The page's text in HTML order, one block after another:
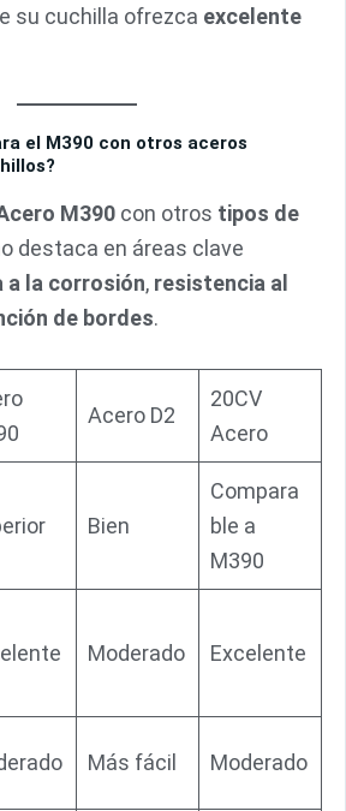
su cuchilla ofrezca excelente
el M390 con otros aceros
M390 con otros tipos de
destaca en áreas clave
a la corrosión, resistencia al
de bordes.
Acero D2
20CV
Acero
Bien
Compara
ble a
M390
Moderado Excelente
Más fácil Moderado